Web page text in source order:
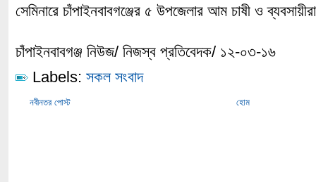
সেমিনারে চাঁপাইনবাবগঞ্জের ৫ উপজেলার আম চাষী ও
চাঁপাইনবাবগঞ্জ নিউজ/ নিজস্ব প্রতিবেদক/ ১২-০৩-১৬
Labels: সকল সংবাদ
নবীনতর পোস্ট হোম